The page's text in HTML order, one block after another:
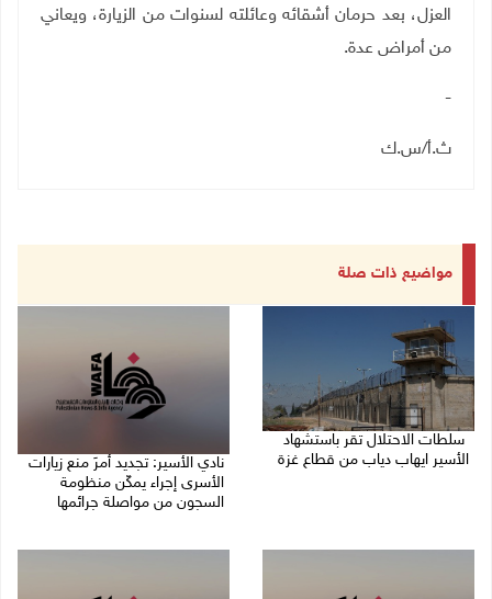
العزل، بعد حرمان أشقائه وعائلته لسنوات من الزيارة، ويعاني
من أمراض عدة.
-
ث.أ/س.ك
مواضيع ذات صلة
سلطات الاحتلال تقر باستشهاد
الأسير ايهاب دياب من قطاع غزة
نادي الأسير: تجديد أمرَ منع زيارات
الأسرى إجراء يمكّن منظومة
السجون من مواصلة جرائمها